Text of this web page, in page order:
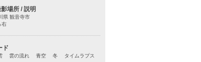
場所 / 説明
県 観音寺市
右
ド
雲の流れ 青空 冬 タイムラプス